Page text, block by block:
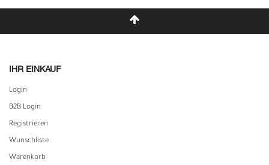
IHR EINKAUF
Login
B2B Login
Registrieren
Wunschliste
Warenkorb